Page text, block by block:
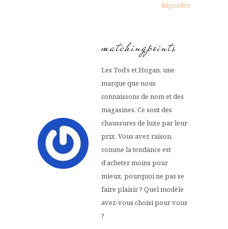
Répondre
matchingpoints
Les Tod’s et Hogan, une
marque que nous
connaissons de nom et des
magasines. Ce sont des
chaussures de luxe par leur
prix. Vous avez raison,
comme la tendance est
d’acheter moins pour
mieux, pourquoi ne pas se
faire plaisir ? Quel modèle
avez-vous choisi pour vous
?